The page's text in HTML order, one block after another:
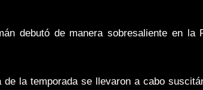
debutó de manera sobresaliente en la
de la temporada se llevaron a cabo